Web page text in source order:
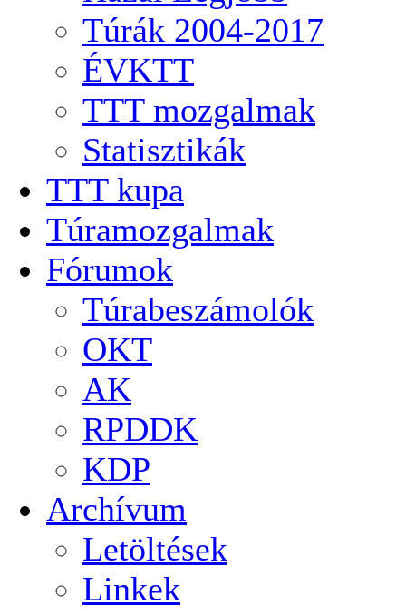
Túrák 2004-2017
ÉVKTT
TTT mozgalmak
Statisztikák
TTT kupa
Túramozgalmak
Fórumok
Túrabeszámolók
OKT
AK
RPDDK
KDP
Archívum
Letöltések
Linkek